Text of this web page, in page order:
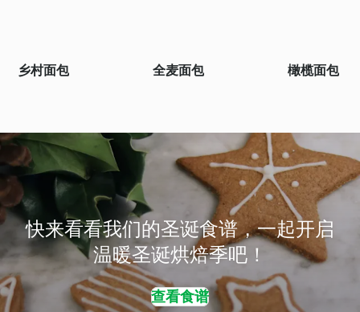
乡村面包 全麦面包 橄榄面包
快来看看我们的圣诞食谱，一起开启
温暖圣诞烘焙季吧！
查看食谱